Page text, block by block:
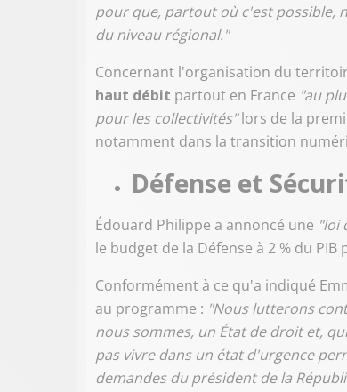
pour que, partout où c'est possible,
du niveau régional."
Concernant l'organisation du
haut débit partout en France "au
pour les collectivités"lors de la
notamment dans la transition
Défense et
Édouard Philippe a annoncé une "loi
le budget de la Défense à 2 % du
Conformément à ce qu'a indiqué
au programme : "Nous lutterons
nous sommes, un État de droit et,
pas vivre dans un état d'urgence
demandes du président de la